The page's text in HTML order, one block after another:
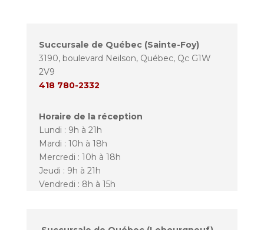
Succursale de Québec (Sainte-Foy)
3190, boulevard Neilson, Québec, Qc G1W
2V9
418 780-2332
Horaire de la réception
Lundi : 9h à 21h
Mardi : 10h à 18h
Mercredi : 10h à 18h
Jeudi : 9h à 21h
Vendredi : 8h à 15h